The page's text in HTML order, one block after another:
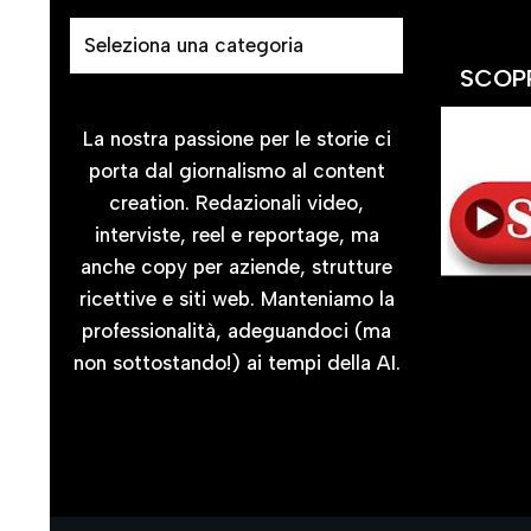
La nostra passione per le storie ci
porta dal giornalismo al content
creation. Redazionali video,
interviste, reel e reportage, ma
anche copy per aziende, strutture
ricettive e siti web. Manteniamo la
professionalità, adeguandoci (ma
non sottostando!) ai tempi della AI.